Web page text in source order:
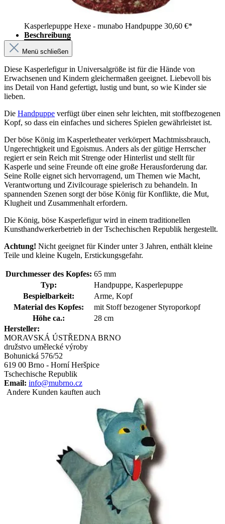
Kasperlepuppe Hexe - munabo Handpuppe 30,60 €*
Beschreibung
Menü schließen
Diese Kasperlefigur in Universalgröße ist für die Hände von
Erwachsenen und Kindern gleichermaßen geeignet. Liebevoll bis
ins Detail von Hand gefertigt, lustig und bunt, so wie Kinder sie
lieben.
Die Handpuppe verfügt über einen sehr leichten, mit stoffbezogenen
Kopf, so dass ein einfaches und sicheres Spielen gewährleistet ist.
Der böse König im Kasperletheater verkörpert Machtmissbrauch,
Ungerechtigkeit und Egoismus. Anders als der gütige Herrscher
regiert er sein Reich mit Strenge oder Hinterlist und stellt für
Kasperle und seine Freunde oft eine große Herausforderung dar.
Seine Rolle eignet sich hervorragend, um Themen wie Macht,
Verantwortung und Zivilcourage spielerisch zu behandeln. In
spannenden Szenen sorgt der böse König für Konflikte, die Mut,
Klugheit und Zusammenhalt erfordern.
Die König, böse Kasperlefigur wird in einem traditionellen
Kunsthandwerkerbetrieb in der Tschechischen Republik hergestellt.
Achtung! Nicht geeignet für Kinder unter 3 Jahren, enthält kleine
Teile und kleine Kugeln, Erstickungsgefahr.
Durchmesser des Kopfes: 65 mm
Typ:
Handpuppe, Kasperlepuppe
Bespielbarkeit:
Arme, Kopf
Material des Kopfes:
mit Stoff bezogener Styroporkopf
Höhe ca.:
28 cm
Hersteller:
MORAVSKÁ ÚSTŘEDNA BRNO
družstvo umělecké výroby
Bohunická 576/52
619 00 Brno - Horní Heršpice
Tschechische Republik
Email: info@mubrno.cz
Andere Kunden kauften auch